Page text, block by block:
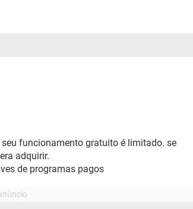
funcionamento gratuito é limitado. se
adquirir.
de programas pagos